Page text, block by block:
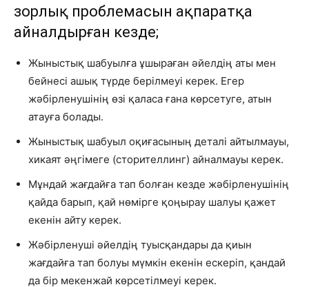
зорлық проблемасын ақпаратқа
айналдырған кезде;
Жыныстық шабуылға ұшыраған әйелдің аты мен
бейнесі ашық түрде берілмеуі керек. Егер
жәбірленушінің өзі қаласа ғана көрсетуге, атын
атауға болады.
Жыныстық шабуыл оқиғасының деталі айтылмауы,
хикаят әңгімеге (сторителлинг) айналмауы керек.
Мұндай жағдайға тап болған кезде жәбірленушінің
қайда барып, қай нөмірге қоңырау шалуы қажет
екенін айту керек.
Жәбірленуші әйелдің туысқандары да қиын
жағдайға тап болуы мүмкін екенін ескеріп, қандай
да бір мекенжай көрсетілмеуі керек.